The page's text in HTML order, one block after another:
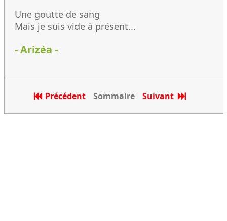
Une goutte de sang
Mais je suis vide à présent...
- Arizéa -
Précédent Sommaire Suivant